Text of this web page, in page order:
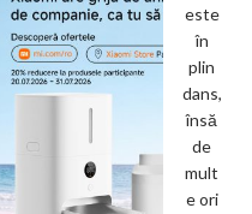
este
în
plin
dans,
însă
de
mult
e ori